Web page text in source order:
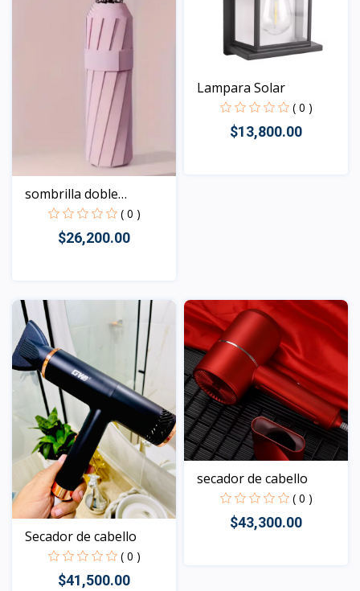
sombrilla doble
automát...
( 0 )
$26,200.00
Vista
Lampara Solar
( 0 )
$13,800.00
Secador de cabello
( 0 )
$41,500.00
secador de cabello
( 0 )
$43,300.00